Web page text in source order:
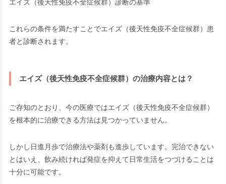
エイズ（後天性免疫不全症候群）診断の基準
これらの条件を満たすことでエイズ（後天性免疫不全症候群）患
者と診断されます。
エイズ（後天性免疫不全症候群）の治療内容とは？
ご存知のとおり、今の医療ではエイズ（後天性免疫不全症候群）
を根本的に治療できる方法は見つかっていません。
しかし日進月歩で治療法や薬剤も進歩しています。完治できない
とはいえ、飲み続ければ発症を抑えて日常生活をつづけることは
十分に可能です。